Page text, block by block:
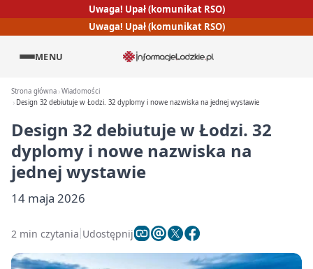
Uwaga! Upał (komunikat RSO)
Uwaga! Upał (komunikat RSO)
MENU
Strona główna Wiadomości
Design 32 debiutuje w Łodzi. 32 dyplomy i nowe nazwiska na jednej wystawie
Design 32 debiutuje w Łodzi. 32
dyplomy i nowe nazwiska na
jednej wystawie
14 maja 2026
2 min czytania Udostępnij